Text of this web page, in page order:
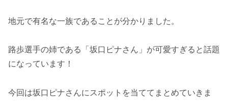
地元で有名な一族であることが分かりました。
路歩選手の姉である「坂口ピナさん」が可愛すぎると話題
になっています！
今回は坂口ピナさんにスポットを当ててまとめていきま